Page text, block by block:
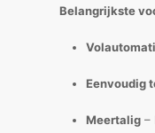
Belangrijkste
Eenvoudig
Meertalig –